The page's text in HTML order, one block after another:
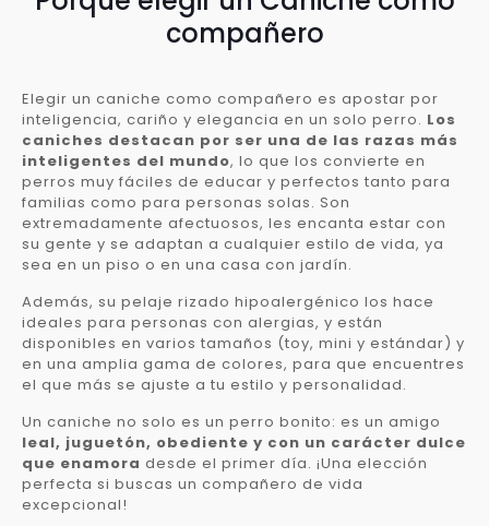
compañero
Elegir un caniche como compañero es apostar por
inteligencia, cariño y elegancia en un solo perro. Los
caniches destacan por ser una de las razas más
inteligentes del mundo, lo que los convierte en
perros muy fáciles de educar y perfectos tanto para
familias como para personas solas. Son
extremadamente afectuosos, les encanta estar con
su gente y se adaptan a cualquier estilo de vida, ya
sea en un piso o en una casa con jardín.
Además, su pelaje rizado hipoalergénico los hace
ideales para personas con alergias, y están
disponibles en varios tamaños (toy, mini y estándar) y
en una amplia gama de colores, para que encuentres
el que más se ajuste a tu estilo y personalidad.
Un caniche no solo es un perro bonito: es un amigo
leal, juguetón, obediente y con un carácter dulce
que enamora desde el primer día. ¡Una elección
perfecta si buscas un compañero de vida
excepcional!